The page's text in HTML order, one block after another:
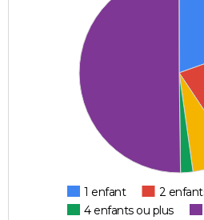
1 enfant 2
4 enfants ou plus